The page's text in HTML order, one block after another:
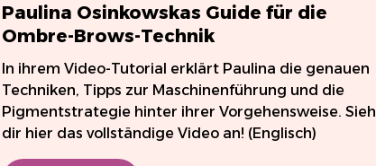
Paulina Osinkowskas Guide für die
Ombre-Brows-Technik
In ihrem Video-Tutorial erklärt Paulina die genauen
Techniken, Tipps zur Maschinenführung und die
Pigmentstrategie hinter ihrer Vorgehensweise. Sieh
dir hier das vollständige Video an! (Englisch)